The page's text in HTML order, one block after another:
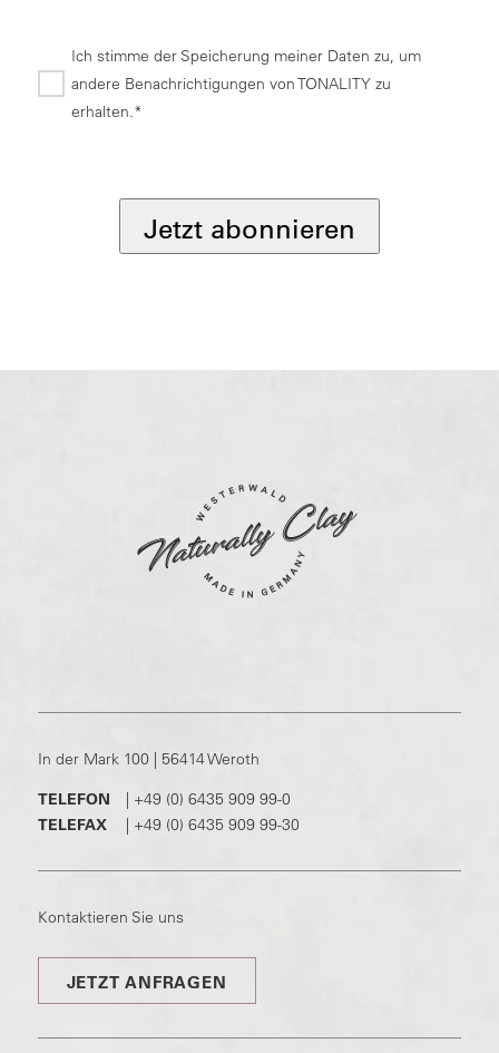
Ich stimme der Speicherung meiner Daten zu, um
andere Benachrichtigungen von TONALITY zu
erhalten.*
Jetzt abonnieren
In der Mark 100 | 56414 Weroth
TELEFON
+49 (0) 6435 909 99-0
TELEFAX
+49 (0) 6435 909 99-30
Kontaktieren Sie uns
JETZT ANFRAGEN